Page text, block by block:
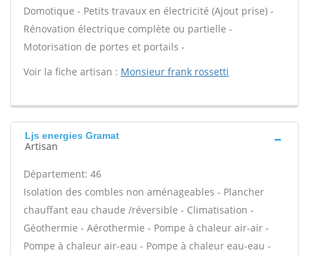
Domotique - Petits travaux en électricité (Ajout prise) -
Rénovation électrique complète ou partielle -
Motorisation de portes et portails -
Voir la fiche artisan : Monsieur frank rossetti
Ljs energies Gramat
Artisan
Département: 46
Isolation des combles non aménageables - Plancher
chauffant eau chaude /réversible - Climatisation -
Géothermie - Aérothermie - Pompe à chaleur air-air -
Pompe à chaleur air-eau - Pompe à chaleur eau-eau -